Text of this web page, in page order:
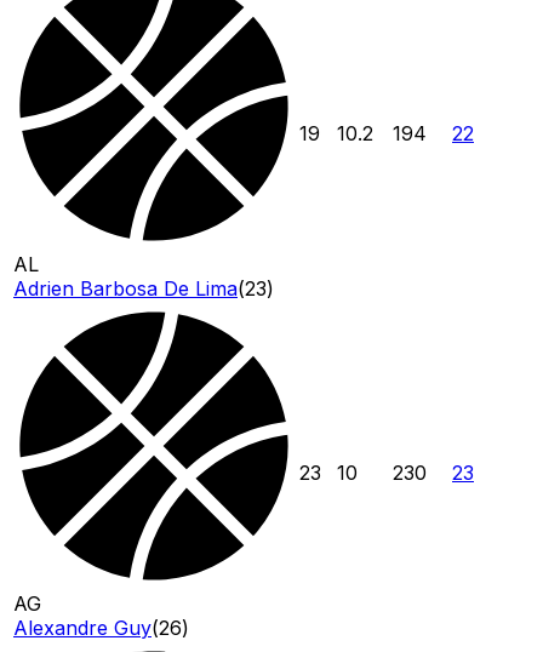
AL
Adrien Barbosa De Lima(23)
19 10.2 194 22
AG
Alexandre Guy(26)
23 10 230 23